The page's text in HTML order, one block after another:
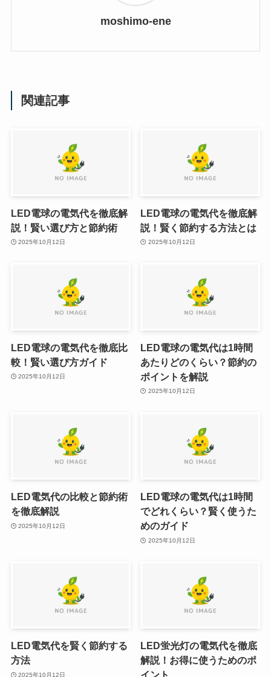
moshimo-ene
関連記事
LED電球の電気代を徹底解
説！賢い選び方と節約術
2025年10月12日
LED電球の電気代を徹底解
説！賢く節約する方法とは
2025年10月12日
LED電球の電気代を徹底比
較！賢い選び方ガイド
2025年10月12日
LED電球の電気代は1時間
あたりどのくらい？節約の
ポイントを解説
2025年10月12日
LED電気代の比較と節約術
を徹底解説
2025年10月12日
LED電球の電気代は1時間
でどれくらい？賢く使うた
めのガイド
2025年10月12日
LED電気代を賢く節約する
方法
2025年10月12日
LED蛍光灯の電気代を徹底
解説！お得に使うためのポ
イント